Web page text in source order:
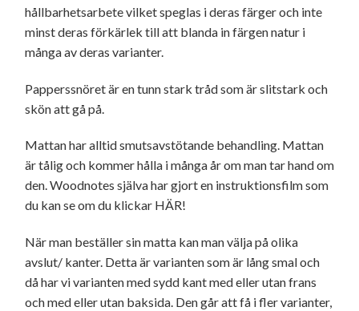
hållbarhetsarbete vilket speglas i deras färger och inte
minst deras förkärlek till att blanda in färgen natur i
många av deras varianter.
Papperssnöret är en tunn stark tråd som är slitstark och
skön att gå på.
Mattan har alltid smutsavstötande behandling. Mattan
är tålig och kommer hålla i många år om man tar hand om
den. Woodnotes själva har gjort en instruktionsfilm som
du kan se om du klickar HÄR!
När man beställer sin matta kan man välja på olika
avslut/ kanter. Detta är varianten som är lång smal och
då har vi varianten med sydd kant med eller utan frans
och med eller utan baksida. Den går att få i fler varianter,